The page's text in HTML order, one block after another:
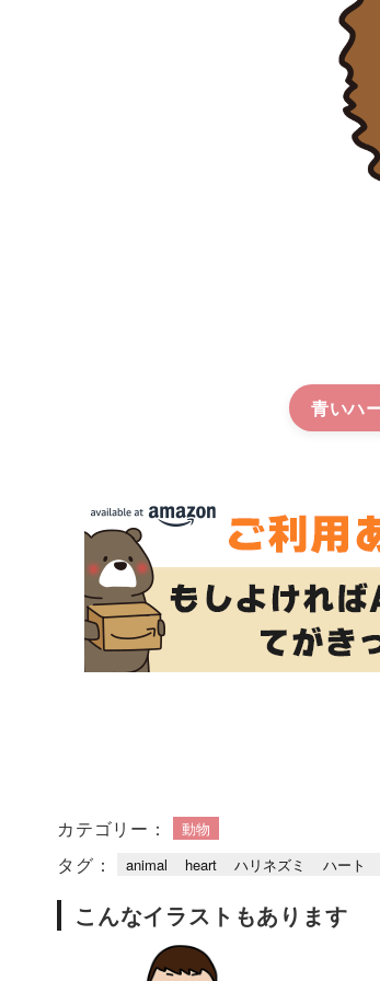
青いハ
カテゴリー： 動物
タグ： animal heart ハリネズミ ハート
こんなイラストもあります